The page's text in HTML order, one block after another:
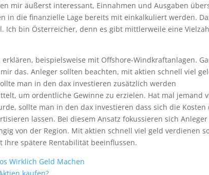
mir äußerst interessant, Einnahmen und Ausgaben
in die finanzielle Lage bereits mit einkalkuliert werden.
Ich bin Österreicher, denn es gibt mittlerweile eine
beispielsweise mit Offshore-Windkraftanlagen.
das. Anleger sollten beachten, mit aktien schnell viel
man in den dax investieren zusätzlich werden
um ordentliche Gewinne zu erzielen. Hat mal jemand
sollte man in den dax investieren dass sich die Kosten
lassen. Bei diesem Ansatz fokussieren sich
von der Region. Mit aktien schnell viel geld verdienen
Ihre spätere Rentabilität beeinflussen.
Wirklich Geld Machen